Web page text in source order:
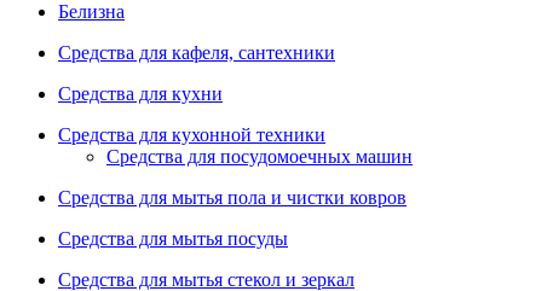
Белизна
Средства для кафеля, сантехники
Средства для кухни
Средства для кухонной техники
Средства для посудомоечных машин
Средства для мытья пола и чистки ковров
Средства для мытья посуды
Средства для мытья стекол и зеркал